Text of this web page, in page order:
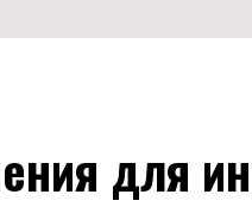
для